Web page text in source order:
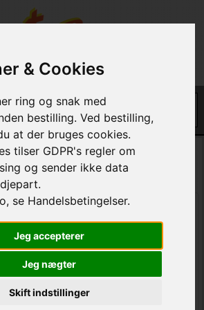
& Cookies
ring og snak med
bestilling. Ved bestilling,
at der bruges cookies.
tilser GDPR's regler om
og sender ikke data
se Handelsbetingelser.
Jeg accepterer
Jeg nægter
Skift indstillinger
på send. Husk at tjekke din spam mappe